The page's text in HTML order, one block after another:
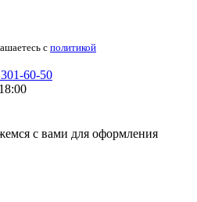
с политикой
301-60-50
с вами для оформления